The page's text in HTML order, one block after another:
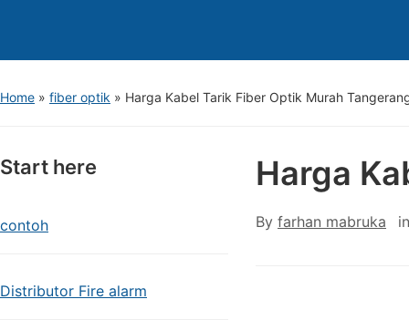
Home » fiber optik » Harga Kabel Tarik Fiber Optik Murah
Start here
contoh
Distributor Fire alarm
Harga
By farhan mabruka